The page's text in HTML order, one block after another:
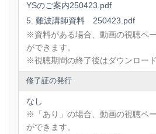
YSのご案内250423.pdf
難波講師資料 250423.pdf
※資料がある場合、動画の視聴ペ
ができます。
※視聴期間の終了後はダウンロー
修了証の発行
なし
※「あり」の場合、動画の視聴ペ
ができます。